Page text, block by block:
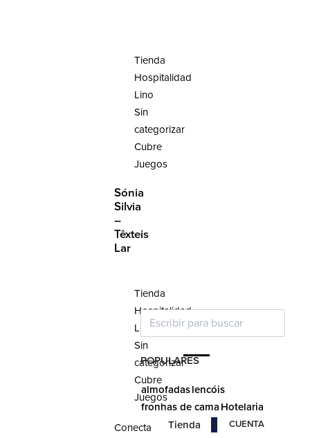
Tienda
Hospitalidad
Lino
Sin
categorizar
Cubre
Juegos
Sónia
Silvia
–
Têxteis
Lar
Tienda
Hospitalidad
Lino
Sin
categorizar
Cubre
Juegos
Conecta
POPULARES
almofadaslencóis
fronhas de cama Hotelaria
Tienda
0 CUENTA